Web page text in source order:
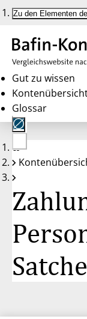
Zu den Elementen
Gut zu wissen
Glossar
Keine
Konten